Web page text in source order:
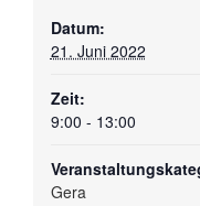
Datum:
21. Juni 2022
Zeit:
9:00 - 13:00
Gera